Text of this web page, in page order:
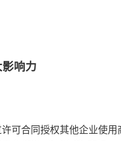
响力
可合同授权其他企业使用